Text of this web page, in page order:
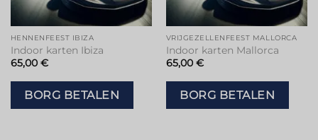
HENNENFEEST IBIZA
Indoor karten Ibiza
65,00 €
BORG BETALEN
VRIJGEZELLENFEEST MALLORCA
Indoor karten Mallorca
65,00 €
BORG BETALEN